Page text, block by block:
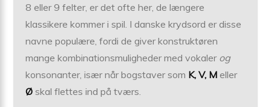
8 eller 9 felter, er det ofte her, de længere
klassikere kommer i spil. I danske krydsord er disse
navne populære, fordi de giver konstruktøren
mange kombinationsmuligheder med vokaler og
konsonanter, især når bogstaver som K, V, M eller
Ø skal flettes ind på tværs.